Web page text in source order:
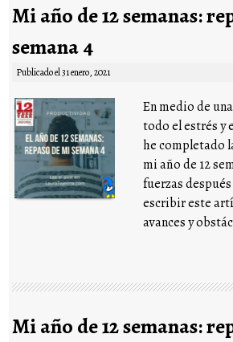
Mi año de 12 semanas:
semana 4
Publicado el31 enero, 2021
En medio de
todo el estrés y
he completado
mi año de 12
fuerzas
escribir este
avances y
Mi año de 12 semanas: